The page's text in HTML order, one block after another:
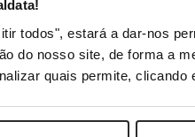
todos", estará a dar-nos
do nosso site, de forma a
quais permite, clicando